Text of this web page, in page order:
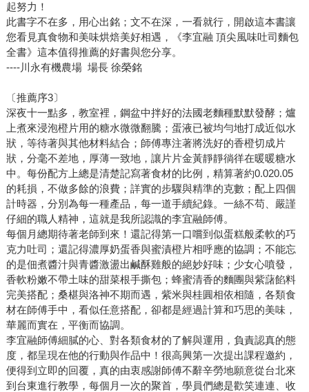
起努力！
此書字不在多，用心出銘；文不在深，一看就行，開啟這本書讓
您看見真食物和美味烘焙美好相遇，《李宜融 頂尖風味吐司麵包
全書》這本值得推薦的好書與您分享。
----川永有機農場 場長 徐榮銘
〔推薦序3〕
深夜十一點多，教室裡，鋼盆中拌好的法國老麵種默默發酵；爐
上煮來浸泡橙片用的糖水微微翻騰；蛋液已被均勻地打成近似水
狀，等待著與其他材料結合；師傅專注著將洗好的香橙切成片
狀，分毫不差地，厚薄一致地，讓片片金黃靜靜徜徉在暖暖糖水
中。每份配方上總是清楚記寫著食材的比例，精算著約0.020.05
的耗損，不做多餘的浪費；詳實的步驟與精準的克數；配上四個
計時器，分別為每一種產品，每一道手續紀錄。一絲不苟、嚴謹
仔細的職人精神，這就是我所認識的李宜融師傅。
每個月總期待著老師到來！還記得第一口嚐到似蛋糕般柔軟的巧
克力吐司；還記得濃厚奶蛋香與蜜漬橙片相呼應的協調；不能忘
的是佃煮醬汁與青醬激盪出鹹酥雞般的絕妙好味；少女心噴發，
香軟粉嫩不帶土味的甜菜根手撕包；蜂蜜清香的麵團與紫藷餡料
完美搭配；桑椹與洛神不期而遇，紫米與桂圓相依相隨，各類食
材在師傅手中，看似任意搭配，卻都是經過計算和巧思的美味，
華麗而實在，平衡而協調。
李宜融師傅細膩的心、對各類食材的了解與運用，負責認真的態
度，都呈現在他的行動與作品中！很高興第一次提出課程邀約，
便得到立即的回覆，真的由衷感謝師傅不辭辛勞地願意從台北來
到台東進行教學，每個月一次的聚首，學員們總是歡笑連連、收